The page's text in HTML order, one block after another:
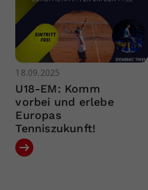
18.09.2025
U18-EM: Komm
vorbei und erlebe
Europas
Tenniszukunft!